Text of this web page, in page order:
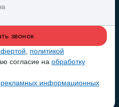
политикой
согласие на обработку
рекламных информационных